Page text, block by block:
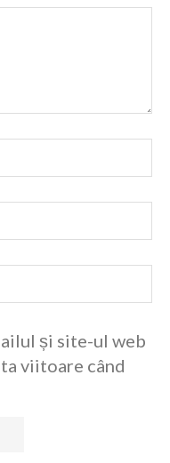
și site-ul web
viitoare când